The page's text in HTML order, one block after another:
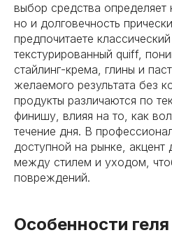
выбор средства
но и долговечность
предпочитаете
текстурированный quiff,
стайлинг-крема, глины и
желаемого результата без
продукты различаются по
финишу, влияя на то, как
течение дня. В
доступной на рынке, акцент
между стилем и уходом,
повреждений.
Особенности